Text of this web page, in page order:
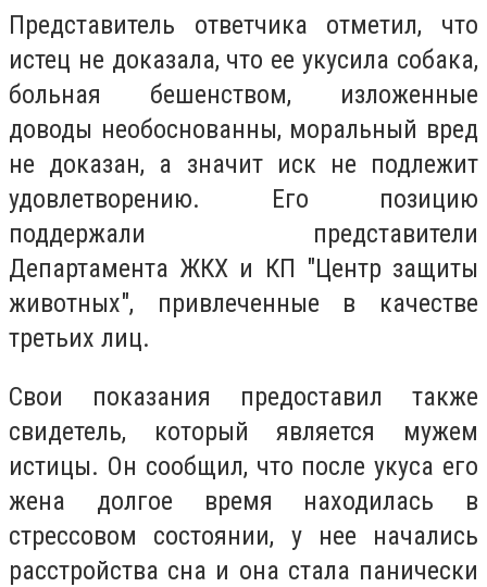
Представитель ответчика отметил, что
истец не доказала, что ее укусила собака,
больная бешенством, изложенные
доводы необоснованны, моральный вред
не доказан, а значит иск не подлежит
удовлетворению. Его позицию
поддержали представители
Департамента ЖКХ и КП "Центр защиты
животных", привлеченные в качестве
третьих лиц.
Свои показания предоставил также
свидетель, который является мужем
истицы. Он сообщил, что после укуса его
жена долгое время находилась в
стрессовом состоянии, у нее начались
расстройства сна и она стала панически